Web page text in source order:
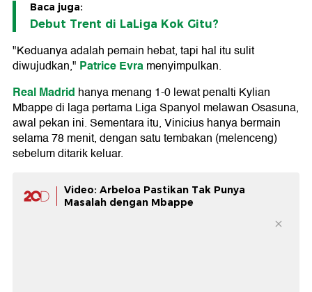
Baca juga:
Debut Trent di LaLiga Kok Gitu?
"Keduanya adalah pemain hebat, tapi hal itu sulit
diwujudkan," Patrice Evramenyimpulkan.
Real Madrid hanya menang 1-0 lewat penalti Kylian
Mbappe di laga pertama Liga Spanyol melawan Osasuna,
awal pekan ini. Sementara itu, Vinicius hanya bermain
selama 78 menit, dengan satu tembakan (melenceng)
sebelum ditarik keluar.
Video: Arbeloa Pastikan Tak Punya
Masalah dengan Mbappe